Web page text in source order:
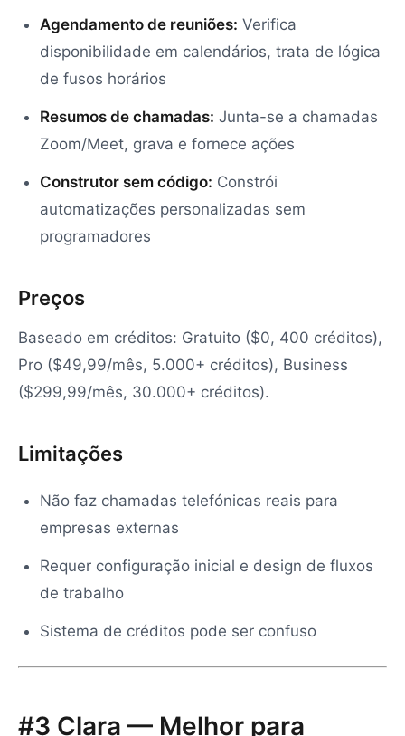
Agendamento de reuniões: Verifica
disponibilidade em calendários, trata de lógica
de fusos horários
Resumos de chamadas: Junta-se a chamadas
Zoom/Meet, grava e fornece ações
Construtor sem código: Constrói
automatizações personalizadas sem
programadores
Preços
Baseado em créditos: Gratuito ($0, 400 créditos),
Pro ($49,99/mês, 5.000+ créditos), Business
($299,99/mês, 30.000+ créditos).
Limitações
Não faz chamadas telefónicas reais para
empresas externas
Requer configuração inicial e design de fluxos
de trabalho
Sistema de créditos pode ser confuso
#3 Clara — Melhor para